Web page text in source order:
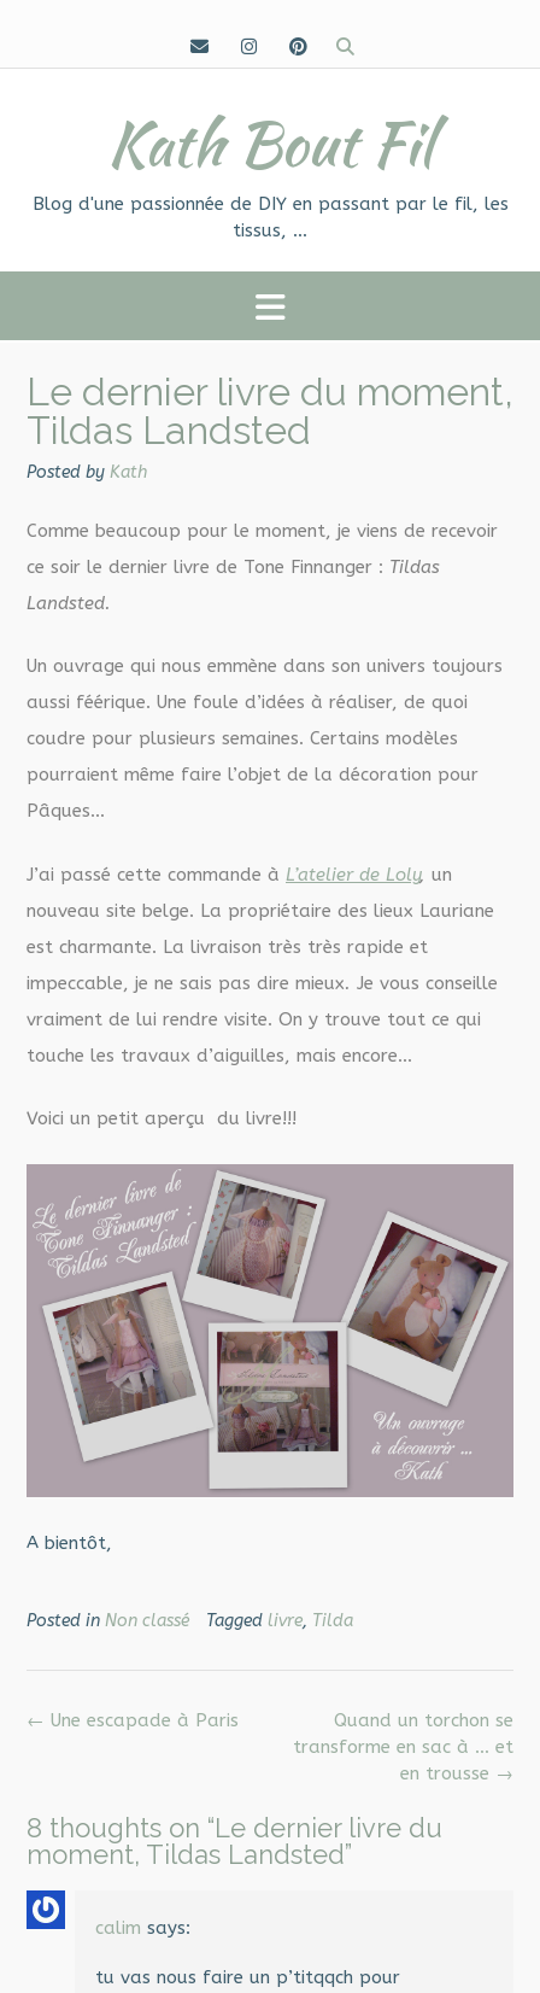
content
Kath Bout Fil
Blog d'une passionnée de DIY en passant par le fil, les
tissus, …
Le dernier livre du moment,
Tildas Landsted
Posted by Kath
Comme beaucoup pour le moment, je viens de recevoir
ce soir le dernier livre de Tone Finnanger : Tildas
Landsted.
Un ouvrage qui nous emmène dans son univers toujours
aussi féérique. Une foule d’idées à réaliser, de quoi
coudre pour plusieurs semaines. Certains modèles
pourraient même faire l’objet de la décoration pour
Pâques…
J’ai passé cette commande à L’atelier de Loly, un
nouveau site belge. La propriétaire des lieux Lauriane
est charmante. La livraison très très rapide et
impeccable, je ne sais pas dire mieux. Je vous conseille
vraiment de lui rendre visite. On y trouve tout ce qui
touche les travaux d’aiguilles, mais encore…
Voici un petit aperçu du livre!!!
A bientôt,
Posted in Non classé Tagged livre, Tilda
Post
Quand un torchon se
transforme en sac à … et
en trousse →
← Une escapade à Paris
8 thoughts on “Le dernier livre du
moment, Tildas Landsted”
calim says:
tu vas nous faire un p’titqqch pour